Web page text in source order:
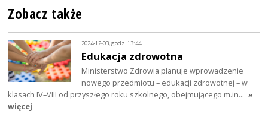
Zobacz także
2024-12-03, godz. 13:44
Edukacja zdrowotna
Ministerstwo Zdrowia planuje wprowadzenie
nowego przedmiotu – edukacji zdrowotnej – w
klasach IV–VIII od przyszłego roku szkolnego, obejmującego m.in… »
więcej